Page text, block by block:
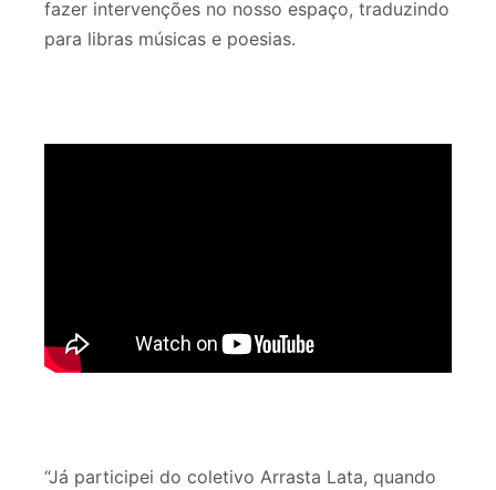
fazer intervenções no nosso espaço, traduzindo
para libras músicas e poesias.
“Já participei do coletivo Arrasta Lata, quando